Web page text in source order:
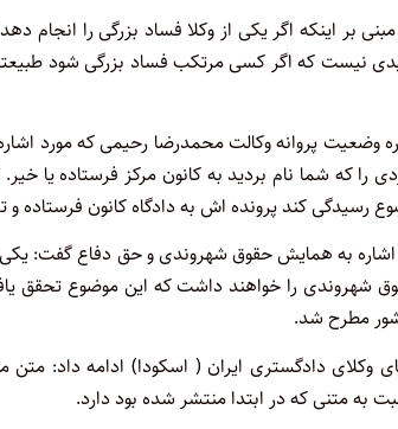
بر اینکه اگر یکی از وکلا فساد بزرگی را انجام
نیست که اگر کسی مرتکب فساد بزرگی شود
وضعیت پروانه وکالت محمدرضا رحیمی که مورد
که شما نام بردید به کانون مرکز فرستاده یا
رسیدگی کند پرونده اش به دادگاه کانون
به همایش حقوق شهروندی و حق دفاع گفت: یکی
شهروندی را خواهند داشت که این موضوع
مطرح شد.
وکلای دادگستری ایران ( اسکودا) ادامه داد:
به متنی که در ابتدا منتشر شده بود دارد.